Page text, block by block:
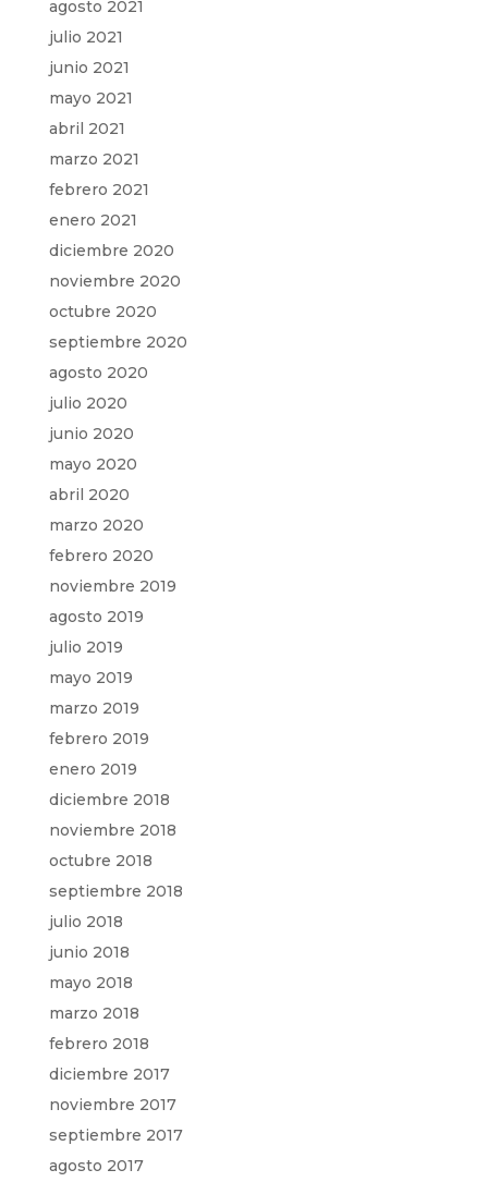
agosto 2021
julio 2021
junio 2021
mayo 2021
abril 2021
marzo 2021
febrero 2021
enero 2021
diciembre 2020
noviembre 2020
octubre 2020
septiembre 2020
agosto 2020
julio 2020
junio 2020
mayo 2020
abril 2020
marzo 2020
febrero 2020
noviembre 2019
agosto 2019
julio 2019
mayo 2019
marzo 2019
febrero 2019
enero 2019
diciembre 2018
noviembre 2018
octubre 2018
septiembre 2018
julio 2018
junio 2018
mayo 2018
marzo 2018
febrero 2018
diciembre 2017
noviembre 2017
septiembre 2017
agosto 2017